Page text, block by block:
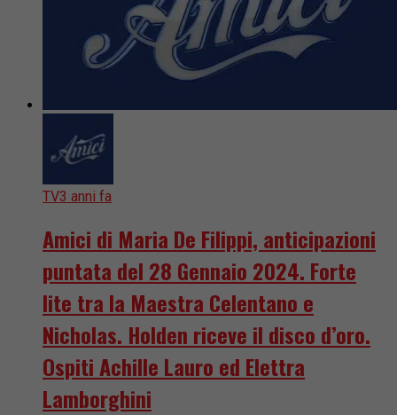
TV3 anni fa
Amici di Maria De Filippi, anticipazioni
puntata del 28 Gennaio 2024. Forte
lite tra la Maestra Celentano e
Nicholas. Holden riceve il disco d’oro.
Ospiti Achille Lauro ed Elettra
Lamborghini